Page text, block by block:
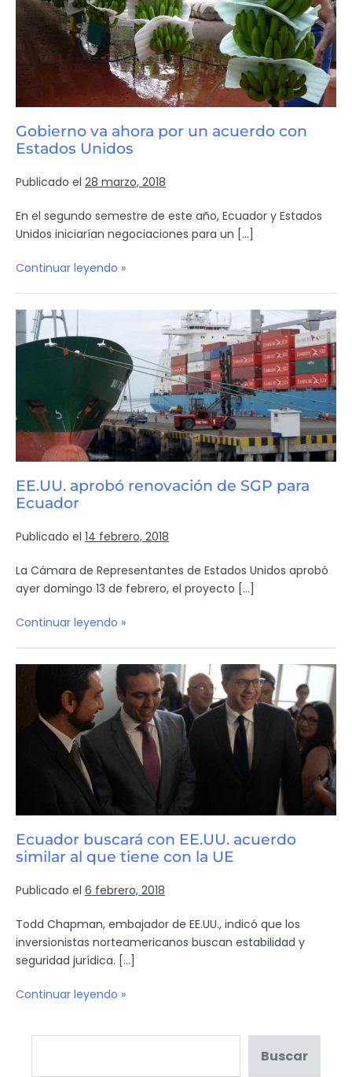
Gobierno va ahora por un acuerdo con
Estados Unidos
Publicado el 28 marzo, 2018
En el segundo semestre de este año, Ecuador y Estados
Unidos iniciarían negociaciones para un […]
Continuar leyendo »
EE.UU. aprobó renovación de SGP para
Ecuador
Publicado el 14 febrero, 2018
La Cámara de Representantes de Estados Unidos aprobó
ayer domingo 13 de febrero, el proyecto […]
Continuar leyendo »
Ecuador buscará con EE.UU. acuerdo
similar al que tiene con la UE
Publicado el 6 febrero, 2018
Todd Chapman, embajador de EE.UU., indicó que los
inversionistas norteamericanos buscan estabilidad y
seguridad jurídica. […]
Continuar leyendo »
Buscar